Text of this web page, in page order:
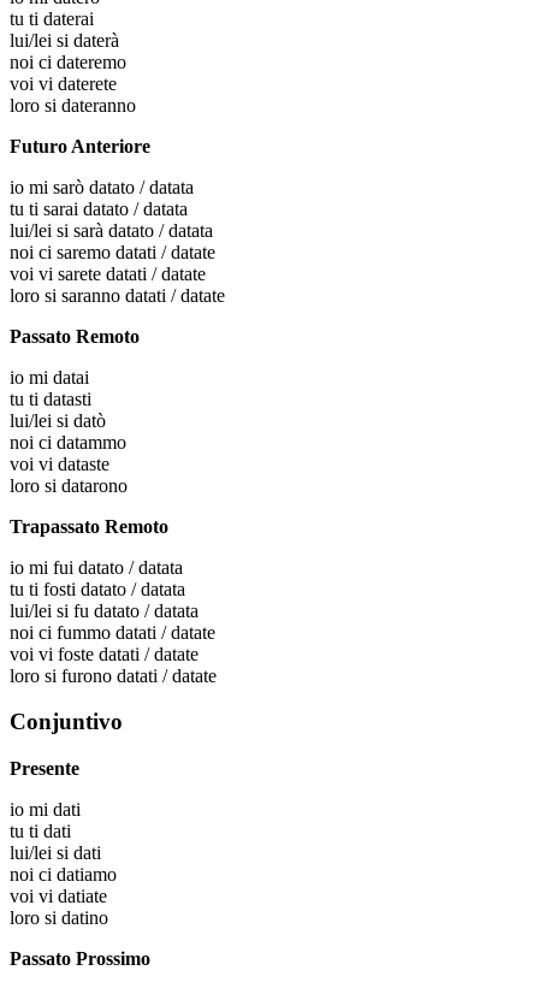
tu ti daterai
lui/lei si daterà
noi ci dateremo
voi vi daterete
loro si dateranno
Futuro Anteriore
io mi sarò datato / datata
tu ti sarai datato / datata
lui/lei si sarà datato / datata
noi ci saremo datati / datate
voi vi sarete datati / datate
loro si saranno datati / datate
Passato Remoto
io mi datai
tu ti datasti
lui/lei si datò
noi ci datammo
voi vi dataste
loro si datarono
Trapassato Remoto
io mi fui datato / datata
tu ti fosti datato / datata
lui/lei si fu datato / datata
noi ci fummo datati / datate
voi vi foste datati / datate
loro si furono datati / datate
Conjuntivo
Presente
io mi dati
tu ti dati
lui/lei si dati
noi ci datiamo
voi vi datiate
loro si datino
Passato Prossimo